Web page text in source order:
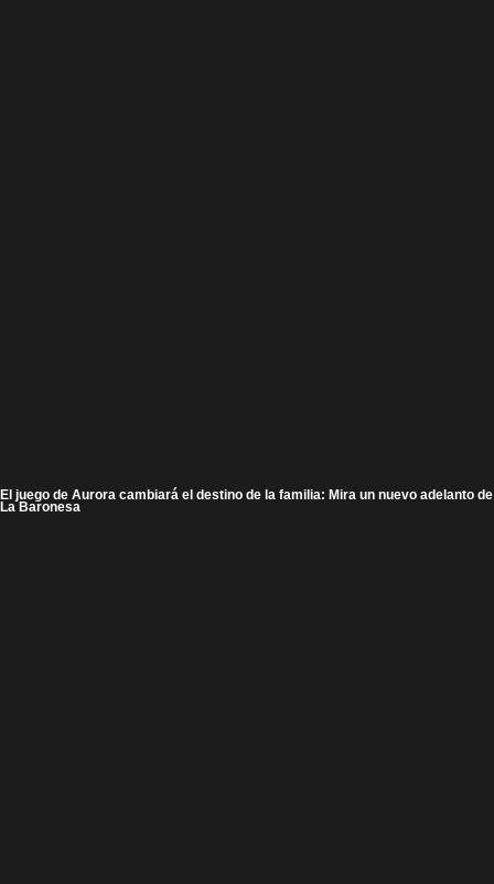
El juego de Aurora cambiará el destino de la familia: Mira un nuevo adelanto de
La Baronesa